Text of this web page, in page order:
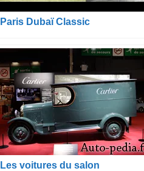
Paris Dubaï Classic
Les voitures du salon